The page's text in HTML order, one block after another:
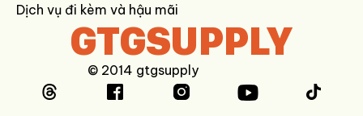
nhẹ nhàng, thanh lịch và dễ dàng kết hợp với nhiều phong cách từ
casual đến minimal.
HƯỚNG DẪN BẢO QUẢN GIÀY
• Lau nhẹ bằng khăn ẩm sau khi sử dụng
Dịch vụ đi kèm và hậu mãi
GTGSUPPLY
© 2014 gtgsupply